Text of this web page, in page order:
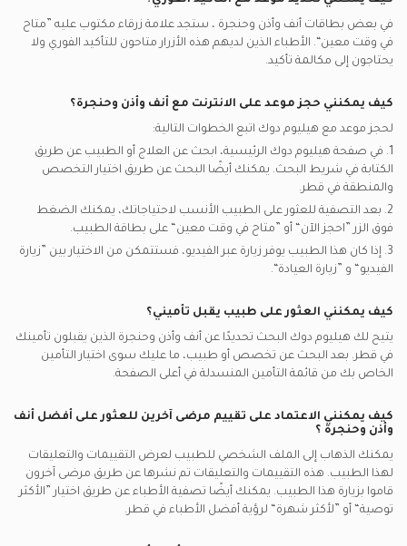
في بعض بطاقات أنف وأذن وحنجرة ، ستجد علامة زرقاء مكتوب عليه ”متاح
في وقت معين“. الأطباء الذين لديهم هذه الأزرار متاحون للتأكيد الفوري ولا
يحتاجون إلى مكالمة تأكيد.
كيف يمكنني حجز موعد على الانترنت مع أنف وأذن وحنجرة؟
لحجز موعد مع هيليوم دوك اتبع الخطوات التالية:
1. في صفحة هيليوم دوك الرئيسية، ابحث عن العلاج أو الطبيب عن طريق
الكتابة في شريط البحث. يمكنك أيضًا البحث عن طريق اختيار التخصص
والمنطقة في قطر.
2. بعد التصفية للعثور على الطبيب الأنسب لاحتياجاتك، يمكنك الضغط
فوق الزر ”احجز الآن“ أو ”متاح في وقت معين“ على بطاقة الطبيب.
3. إذا كان هذا الطبيب يوفر زيارة عبر الفيديو، فستتمكن من الاختيار بين ”زيارة
الفيديو“ و ”زيارة العيادة“.
كيف يمكنني العثور على طبيب يقبل تأميني؟
يتيح لك هيليوم دوك البحث تحديدًا عن أنف وأذن وحنجرة الذين يقبلون تأمينك
في قطر. بعد البحث عن تخصص أو طبيب، ما عليك سوى اختيار التأمين
الخاص بك من قائمة التأمين المنسدلة في أعلى الصفحة.
كيف يمكنني الاعتماد على تقييم مرضى آخرين للعثور على أفضل أنف
وأذن وحنجرة ؟
يمكنك الذهاب إلى الملف الشخصي للطبيب لعرض التقييمات والتعليقات
لهذا الطبيب. هذه التقييمات والتعليقات تم نشرها عن طريق مرضى آخرون
قاموا بزيارة هذا الطبيب. يمكنك أيضًا تصفية الأطباء عن طريق اختيار ”الأكثر
توصية“ أو ”لأكثر شهرة“ لرؤية أفضل الأطباء في قطر.